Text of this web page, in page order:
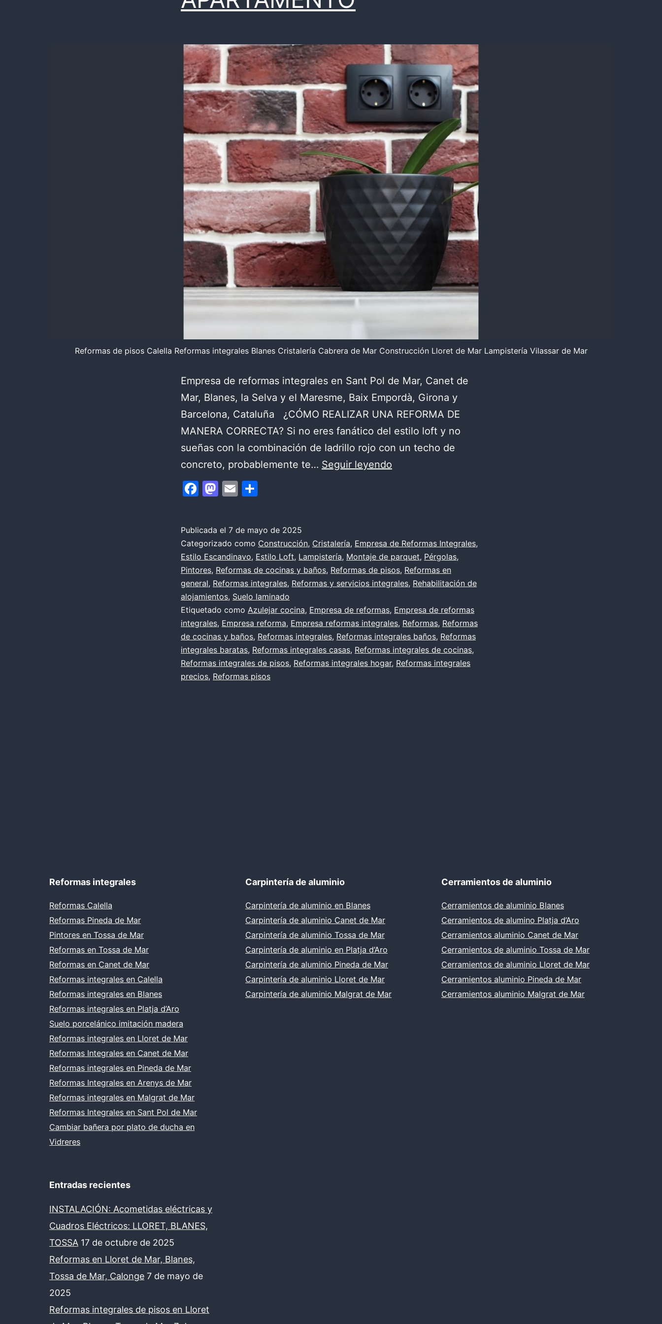
Reformas de pisos Calella Reformas integrales Blanes Cristalería Cabrera de Mar Construcción Lloret de Mar Lampistería Vilassar de Mar
Empresa de reformas integrales en Sant Pol de Mar, Canet de
Mar, Blanes, la Selva y el Maresme, Baix Empordà, Girona y
Barcelona, Cataluña ¿CÓMO REALIZAR UNA REFORMA DE
MANERA CORRECTA? Si no eres fanático del estilo loft y no
sueñas con la combinación de ladrillo rojo con un techo de
concreto, probablemente te… Seguir leyendo
DEL
APARTAMENTO
Facebook
Mastodon
Email
Publicada el 7 de mayo de 2025
Categorizado como Construcción, Cristalería, Empresa de Reformas Integrales,
Estilo Escandinavo, Estilo Loft, Lampistería, Montaje de parquet, Pérgolas,
Pintores, Reformas de cocinas y baños, Reformas de pisos, Reformas en
general, Reformas integrales, Reformas y servicios integrales, Rehabilitación de
alojamientos, Suelo laminado
Etiquetado como Azulejar cocina, Empresa de reformas, Empresa de reformas
integrales, Empresa reforma, Empresa reformas integrales, Reformas, Reformas
de cocinas y baños, Reformas integrales, Reformas integrales baños, Reformas
integrales baratas, Reformas integrales casas, Reformas integrales de cocinas,
Reformas integrales de pisos, Reformas integrales hogar, Reformas integrales
precios, Reformas pisos
Reformas integrales
Reformas Calella
Reformas Pineda de Mar
Pintores en Tossa de Mar
Reformas en Tossa de Mar
Reformas en Canet de Mar
Reformas integrales en Calella
Reformas integrales en Blanes
Reformas integrales en Platja d’Aro
Suelo porcelánico imitación madera
Reformas integrales en Lloret de Mar
Reformas Integrales en Canet de Mar
Reformas integrales en Pineda de Mar
Reformas Integrales en Arenys de Mar
Reformas integrales en Malgrat de Mar
Reformas Integrales en Sant Pol de Mar
Cambiar bañera por plato de ducha en
Vidreres
Carpintería de aluminio
Carpintería de aluminio en Blanes
Carpintería de aluminio Canet de Mar
Carpintería de aluminio Tossa de Mar
Carpintería de aluminio en Platja d’Aro
Carpintería de aluminio Pineda de Mar
Carpintería de aluminio Lloret de Mar
Carpintería de aluminio Malgrat de Mar
Cerramientos de aluminio
Cerramientos de aluminio Blanes
Cerramientos de alumino Platja d’Aro
Cerramientos aluminio Canet de Mar
Cerramientos de aluminio Tossa de Mar
Cerramientos de aluminio Lloret de Mar
Cerramientos aluminio Pineda de Mar
Cerramientos aluminio Malgrat de Mar
Entradas recientes
INSTALACIÓN: Acometidas eléctricas y
Cuadros Eléctricos: LLORET, BLANES,
TOSSA 17 de octubre de 2025
Reformas en Lloret de Mar, Blanes,
Tossa de Mar, Calonge 7 de mayo de
2025
Reformas integrales de pisos en Lloret